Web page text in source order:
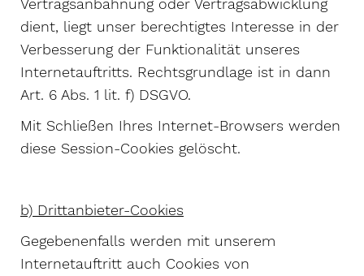
dient, liegt unser berechtigtes Interesse in der
Verbesserung der Funktionalität unseres
Internetauftritts. Rechtsgrundlage ist in dann
Art. 6 Abs. 1 lit. f) DSGVO.
Mit Schließen Ihres Internet-Browsers werden
diese Session-Cookies gelöscht.
b) Drittanbieter-Cookies
Gegebenenfalls werden mit unserem
Internetauftritt auch Cookies von